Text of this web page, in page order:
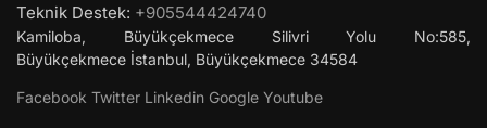
Teknik Destek: +905544424740
Kamiloba, Büyükçekmece Silivri Yolu No:585,
Büyükçekmece İstanbul, Büyükçekmece 34584
Facebook Twitter Linkedin Google Youtube